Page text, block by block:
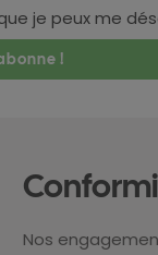
je peux me
Nos